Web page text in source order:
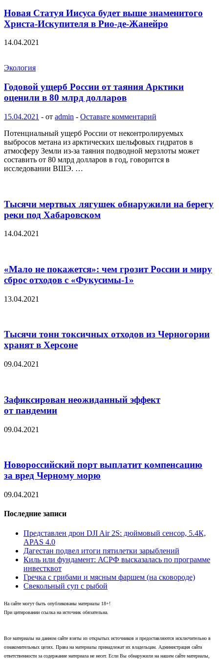
Новая Статуя Иисуса будет выше знаменитого
Христа-Искупителя в Рио-де-Жанейро
14.04.2021
Экология
Годовой ущерб России от таяния Арктики
оценили в 80 млрд долларов
15.04.2021 - от admin - Оставьте комментарий
Потенциальный ущерб России от неконтролируемых
выбросов метана из арктических шельфовых гидратов в
атмосферу Земли из-за таяния подводной мерзлоты может
составить от 80 млрд долларов в год, говорится в
исследовании ВШЭ. …
Тысячи мертвых лягушек обнаружили на берегу
реки под Хабаровском
14.04.2021
«Мало не покажется»: чем грозит России и миру
сброс отходов с «Фукусимы-1»
13.04.2021
Тысячи тонн токсичных отходов из Черногории
хранят в Херсоне
09.04.2021
Зафиксирован неожиданный эффект
от пандемии
09.04.2021
Новороссийский порт выплатит компенсацию
за вред Черному морю
09.04.2021
Последние записи
Представлен дрон DJI Air 2S: дюймовый сенсор, 5.4К,
APAS 4.0
Дагестан подвел итоги пятилетки зарыблений
Киль или фундамент: АСРФ высказалась по программе
инвестквот
Гречка с грибами и мясным фаршем (на сковороде)
Свекольный суп с рыбой
На сайте могут быть опубликованы материалы 18+!
При цитировании ссылка на источник обязательна.
Все материалы на данном сайте взяты из открытых источников и предоставляются исключительно в
ознакомительных целях. Права на материалы принадлежат их владельцам. Администрация сайта
ответственности за содержание материала не несет. Если Вы обнаружили на нашем сайте материалы,